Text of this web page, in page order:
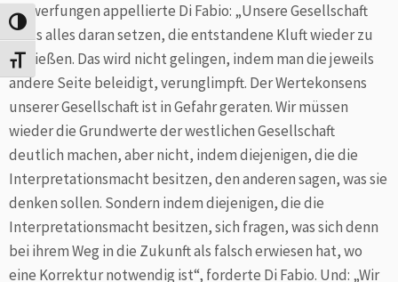
Umschalten auf hohe Kontraste
Schrift vergrößern
Verwerfungen appellierte Di Fabio: „Unsere Gesellschaft
muss alles daran setzen, die entstandene Kluft wieder zu
schließen. Das wird nicht gelingen, indem man die jeweils
andere Seite beleidigt, verunglimpft. Der Wertekonsens
unserer Gesellschaft ist in Gefahr geraten. Wir müssen
wieder die Grundwerte der westlichen Gesellschaft
deutlich machen, aber nicht, indem diejenigen, die die
Interpretationsmacht besitzen, den anderen sagen, was sie
denken sollen. Sondern indem diejenigen, die die
Interpretationsmacht besitzen, sich fragen, was sich denn
bei ihrem Weg in die Zukunft als falsch erwiesen hat, wo
eine Korrektur notwendig ist“, forderte Di Fabio. Und: „Wir